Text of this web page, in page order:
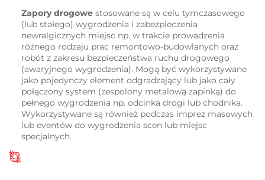
Zapory drogowe stosowane są w celu tymczasowego
(lub stałego) wygrodzenia i zabezpieczenia
newralgicznych miejsc np. w trakcie prowadzenia
różnego rodzaju prac remontowo-budowlanych oraz
robót z zakresu bezpieczeństwa ruchu drogowego
(awaryjnego wygrodzenia). Mogą być wykorzystywane
jako pojedynczy element odgradzający lub jako cały
połączony system (zespolony metalową zapinką) do
pełnego wygrodzenia np. odcinka drogi lub chodnika.
Wykorzystywane są również podczas imprez masowych
lub eventów do wygrodzenia scen lub miejsc
specjalnych.